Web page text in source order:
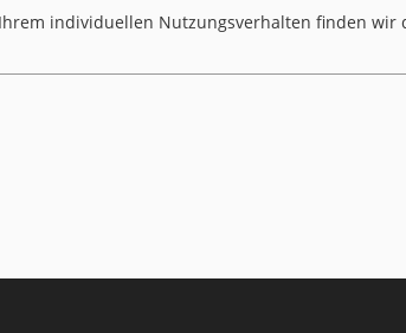
individuellen Nutzungsverhalten finden wir